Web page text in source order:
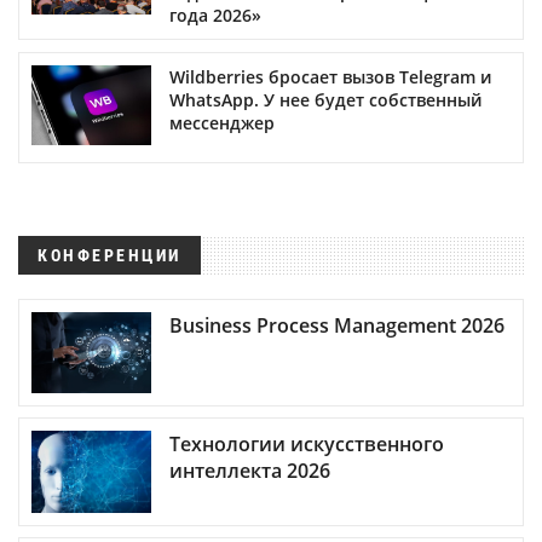
года 2026»
Wildberries бросает вызов Telegram и
WhatsApp. У нее будет собственный
мессенджер
КОНФЕРЕНЦИИ
Business Process Management 2026
Технологии искусственного
интеллекта 2026